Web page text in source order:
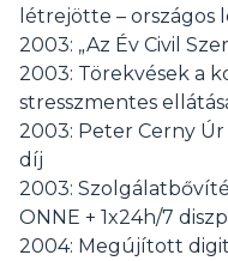
létrejötte – országos
2003: „Az Év Civil
2003: Törekvések a
stresszmentes
2003: Peter Cerny
díj
2003:
ONNE + 1x24h/7
2004: Megújított